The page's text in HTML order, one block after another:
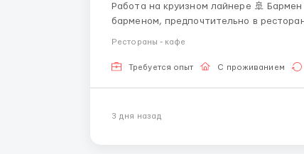
Работа на круизном лайнере 🚢 Бармен Требования: Возраст: от 21 года 2+ года опыта работы
барменом, предпочтительно в
Рестораны - кафе
Требуется опыт С проживанием
3 дня назад